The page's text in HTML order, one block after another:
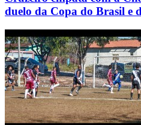
duelo da Copa do Brasil e